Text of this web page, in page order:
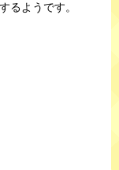
るようです。